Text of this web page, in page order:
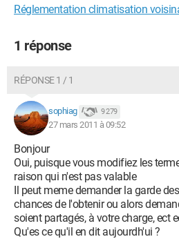
Réglementation climatisation
1 réponse
RÉPONSE 1 / 1
sophiag 9 279
27 mars 2011 à 09:52
Bonjour
Oui, puisque vous modifiez les
raison qui n'est pas valable
Il peut meme demander la garde
chances de l'obtenir ou alors
soient partagés, à votre charge, ect
Qu'es ce qu'il en dit aujourdh'ui ?